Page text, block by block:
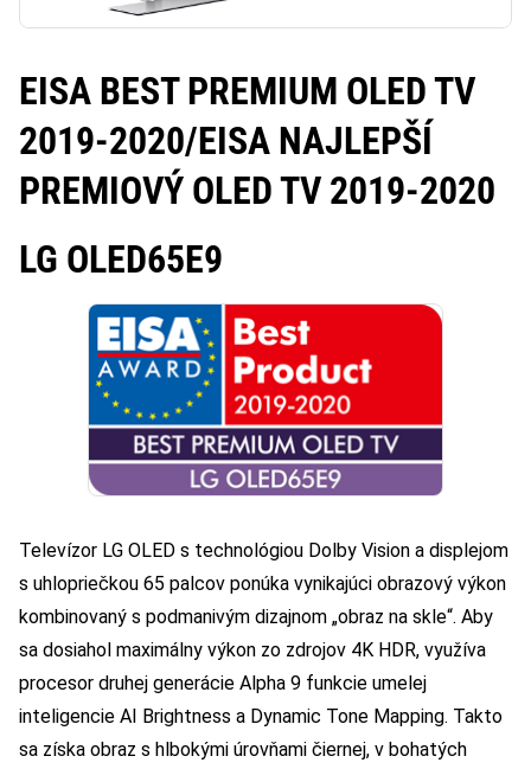
EISA BEST PREMIUM OLED TV
2019-2020/EISA NAJLEPŠÍ
PREMIOVÝ OLED TV 2019-2020
LG OLED65E9
Televízor LG OLED s technológiou Dolby Vision a displejom
s uhlopriečkou 65 palcov ponúka vynikajúci obrazový výkon
kombinovaný s podmanivým dizajnom „obraz na skle“. Aby
sa dosiahol maximálny výkon zo zdrojov 4K HDR, využíva
procesor druhej generácie Alpha 9 funkcie umelej
inteligencie AI Brightness a Dynamic Tone Mapping. Takto
sa získa obraz s hlbokými úrovňami čiernej, v bohatých